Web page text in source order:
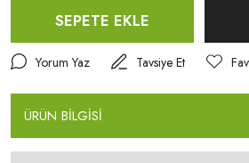
SEPETE EKLE
Yorum Yaz Tavsiye Et
ÜRÜN BİLGİSİ